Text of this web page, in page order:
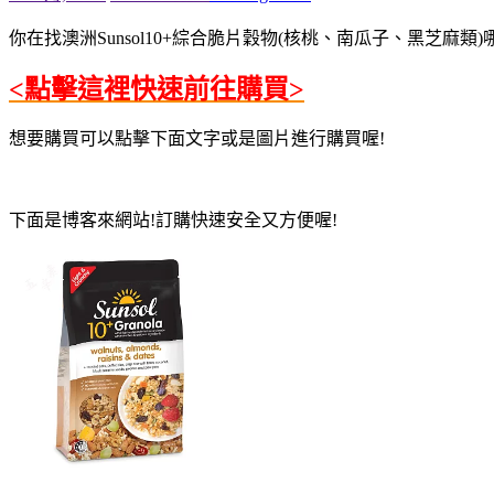
你在找澳洲Sunsol10+綜合脆片穀物(核桃、南瓜子、黑芝麻類)
<點擊這裡快速前往購買>
想要購買可以點擊下面文字或是圖片進行購買喔!
下面是博客來網站!訂購快速安全又方便喔!